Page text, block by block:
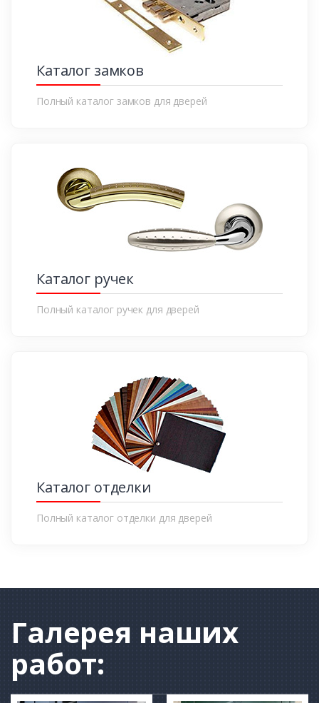
Каталог замков
Полный каталог замков для дверей
Каталог ручек
Полный каталог ручек для дверей
Каталог отделки
Полный каталог отделки для дверей
Галерея наших
работ: